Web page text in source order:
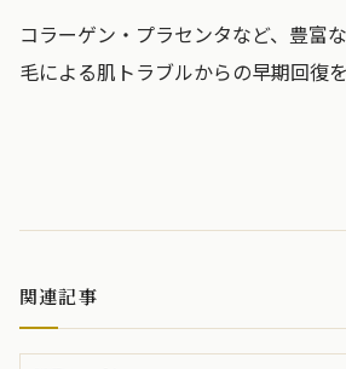
コラーゲン・プラセンタなど、豊富
毛による肌トラブルからの早期回復を
関連記事